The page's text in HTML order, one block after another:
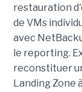
restauration
de VMs
avec
le reporting.
reconstituer
Landing Zone